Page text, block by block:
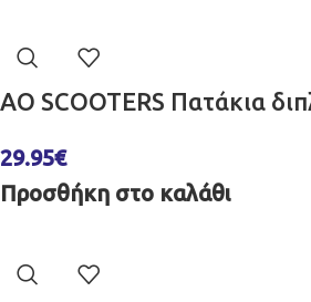
AO SCOOTERS Πατάκια
29.95€
Προσθήκη στο καλάθι